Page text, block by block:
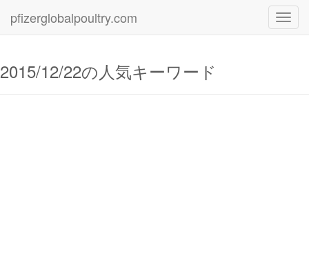
pfizerglobalpoultry.com
2015/12/22の人気キーワード